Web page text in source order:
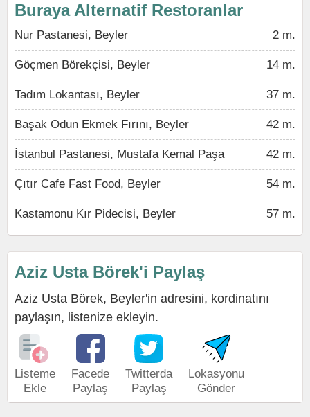
Buraya Alternatif Restoranlar
Nur Pastanesi, Beyler 2 m.
Göçmen Börekçisi, Beyler 14 m.
Tadım Lokantası, Beyler 37 m.
Başak Odun Ekmek Fırını, Beyler 42 m.
İstanbul Pastanesi, Mustafa Kemal Paşa 42 m.
Çıtır Cafe Fast Food, Beyler 54 m.
Kastamonu Kır Pidecisi, Beyler 57 m.
Aziz Usta Börek'i Paylaş
Aziz Usta Börek, Beyler'in adresini, kordinatını
paylaşın, listenize ekleyin.
Listeme
Ekle
Facede
Paylaş
Twitterda
Paylaş
Lokasyonu
Gönder